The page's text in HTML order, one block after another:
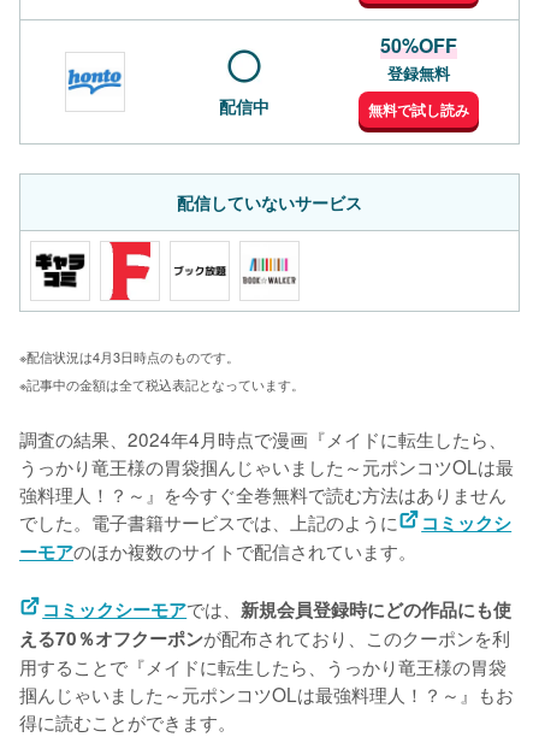
配信中
50%OFF
登録無料
無料で試し読み
配信していないサービス
※配信状況は4月3日時点のものです。
※記事中の金額は全て税込表記となっています。
調査の結果、2024年4月時点で漫画『メイドに転生したら、
うっかり竜王様の胃袋掴んじゃいました～元ポンコツOLは最
強料理人！？～』を今すぐ全巻無料で読む方法はありません
でした。電子書籍サービスでは、上記のように
コミックシ
ーモアのほか複数のサイトで配信されています。
コミックシーモアでは、 新規会員登録時にどの作品にも使
える70％オフクーポンが配布されており、このクーポンを利
用することで『メイドに転生したら、うっかり竜王様の胃袋
掴んじゃいました～元ポンコツOLは最強料理人！？～』もお
得に読むことができます。